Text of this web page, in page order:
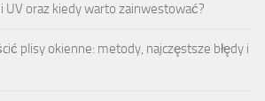
UV oraz kiedy warto zainwestować?
plisy okienne: metody, najczęstsze błędy i